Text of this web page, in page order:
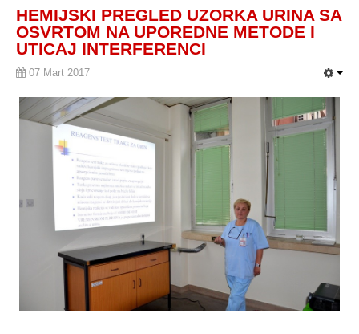
HEMIJSKI PREGLED UZORKA URINA SA
OSVRTOM NA UPOREDNE METODE I
UTICAJ INTERFERENCI
07 Mart 2017